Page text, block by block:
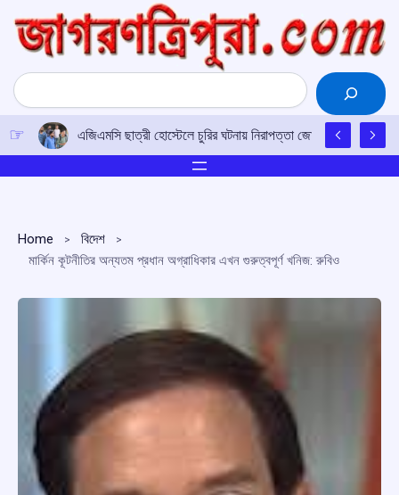
content
Search
এজিএমসি ছাত্রী হোস্টেলে চুরির ঘটনায় নিরাপত্তা জোরদারের দাবি,
Home
বিদেশ
মার্কিন কূটনীতির অন্যতম প্রধান অগ্রাধিকার এখন গুরুত্বপূর্ণ খনিজ: রুবিও